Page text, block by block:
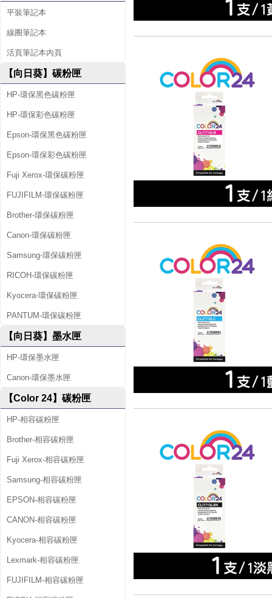
平裝筆記本
線圈筆記本
活頁筆記本內頁
【向日葵】碳粉匣
HP-環保黑色碳粉匣
HP-環保彩色碳粉匣
Epson-環保黑色碳粉匣
Epson-環保彩色碳粉匣
Fuji Xerox-環保碳粉匣
FUJIFILM-環保碳粉匣
Brother-環保碳粉匣
Canon-環保碳粉匣
Samsung-環保碳粉匣
RICOH-環保碳粉匣
Kyocera-環保碳粉匣
PANTUM-環保碳粉匣
【向日葵】墨水匣
HP-環保墨水匣
Canon-環保墨水匣
【Color 24】碳粉匣
HP-相容碳粉匣
Brother-相容碳粉匣
Fuji Xerox-相容碳粉匣
Samsung-相容碳粉匣
EPSON-相容碳粉匣
CANON-相容碳粉匣
Kyocera-相容碳粉匣
Lexmark-相容碳粉匣
FUJIFILM-相容碳粉匣